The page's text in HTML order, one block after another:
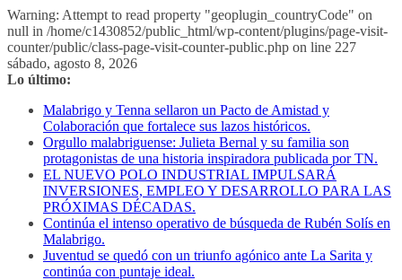
Warning: Attempt to read property "geoplugin_countryCode" on
null in /home/c1430852/public_html/wp-content/plugins/page-visit-
counter/public/class-page-visit-counter-public.php on line 227
Saltar
al
sábado, agosto 8, 2026
Lo último:
Malabrigo y Tenna sellaron un Pacto de Amistad y
Colaboración que fortalece sus lazos históricos.
Orgullo malabriguense: Julieta Bernal y su familia son
protagonistas de una historia inspiradora publicada por TN.
EL NUEVO POLO INDUSTRIAL IMPULSARÁ
INVERSIONES, EMPLEO Y DESARROLLO PARA LAS
PRÓXIMAS DÉCADAS.
Continúa el intenso operativo de búsqueda de Rubén Solís en
Malabrigo.
Juventud se quedó con un triunfo agónico ante La Sarita y
continúa con puntaje ideal.